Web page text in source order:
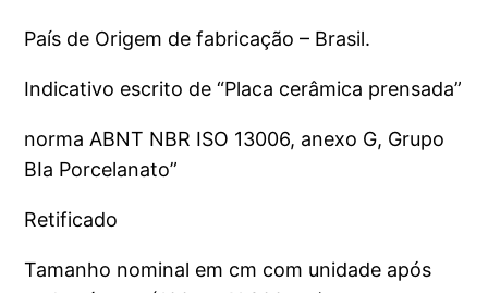
País de Origem de fabricação – Brasil.
Indicativo escrito de “Placa cerâmica prensada”
norma ABNT NBR ISO 13006, anexo G, Grupo
BIa Porcelanato”
Retificado
Tamanho nominal em cm com unidade após